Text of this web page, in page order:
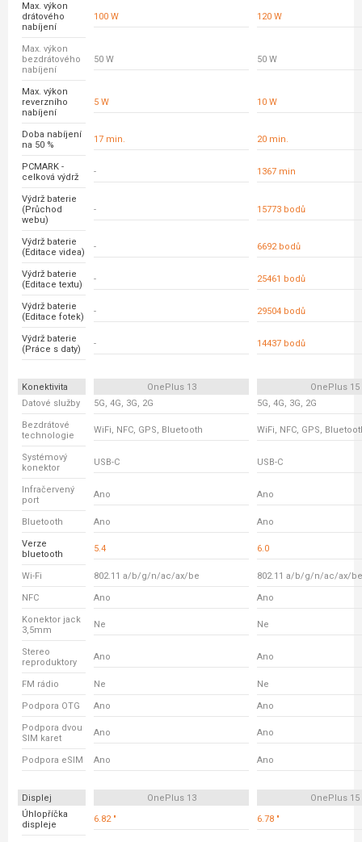
Max. výkon
drátového
nabíjení
100 W 120 W
Max. výkon
bezdrátového
nabíjení
50 W 50 W
Max. výkon
reverzního
nabíjení
5 W 10 W
Doba nabíjení
na 50 %
17 min. 20 min.
PCMARK -
celková výdrž
- 1367 min
Výdrž baterie
(Průchod
webu)
- 15773 bodů
Výdrž baterie
(Editace videa)
- 6692 bodů
Výdrž baterie
(Editace textu)
- 25461 bodů
Výdrž baterie
(Editace fotek)
- 29504 bodů
Výdrž baterie
(Práce s daty)
- 14437 bodů
Konektivita OnePlus 13
OnePlus 15
Datové služby
5G, 4G, 3G, 2G 5G, 4G, 3G, 2G
Bezdrátové
technologie
WiFi, NFC, GPS, Bluetooth WiFi, NFC, GPS,
Systémový
konektor
USB-C USB-C
Infračervený
port
Ano Ano
Bluetooth Ano Ano
Verze
bluetooth
5.4 6.0
Wi-Fi 802.11 a/b/g/n/ac/ax/be 802.11 a/b/g/n/ac/ax/be
NFC Ano Ano
Konektor jack
3,5mm
Ne Ne
Stereo
reproduktory
Ano Ano
FM rádio Ne Ne
Podpora OTG Ano Ano
Podpora dvou
SIM karet
Ano Ano
Podpora eSIM Ano Ano
Displej OnePlus 13
OnePlus 15
Úhlopříčka
displeje
6.82 " 6.78 "